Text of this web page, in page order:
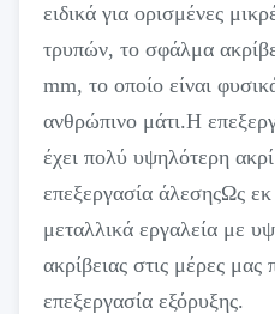
ειδικά για ορισμένες
τρυπών, το σφάλμα
mm, το οποίο είναι
ανθρώπινο μάτι.Η
έχει πολύ υψηλότερη
επεξεργασία άλεσηςΩς
μεταλλικά εργαλεία με
ακρίβειας στις μέρες μας
επεξεργασία εξόρυξης.